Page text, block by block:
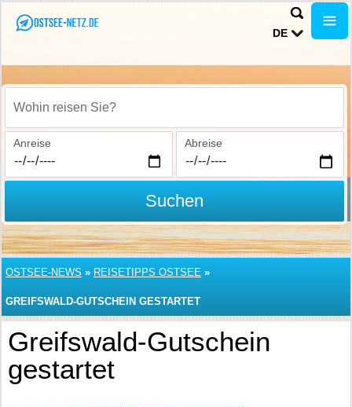
DE
Wohin reisen Sie?
Anreise Abreise
Suchen
OSTSEE-NEWS » REISETIPPS OSTSEE »
GREIFSWALD-GUTSCHEIN GESTARTET
Greifswald-Gutschein
gestartet